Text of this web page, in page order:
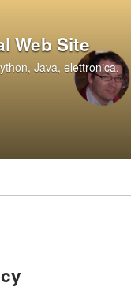
Web Site
Java, elettronica,